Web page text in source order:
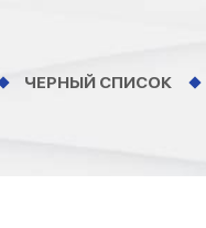
ЧЕРНЫЙ СПИСОК